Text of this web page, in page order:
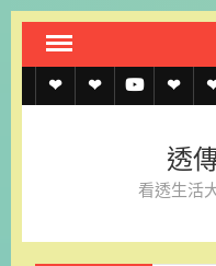
Skip
content透
約
透
上
透 聯
我
透
看透生活